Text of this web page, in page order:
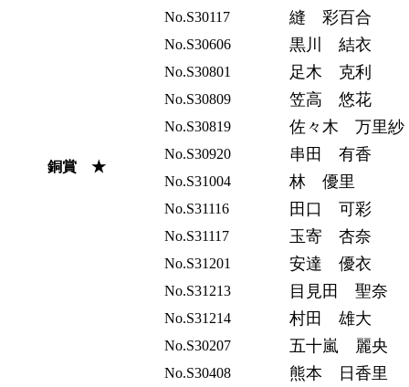
銅賞 ★
No.S30117 縫 彩百合
No.S30606 黒川 結衣
No.S30801 足木 克利
No.S30809 笠高 悠花
No.S30819 佐々木 万里紗
No.S30920 串田 有香
No.S31004 林 優里
No.S31116 田口 可彩
No.S31117 玉寄 杏奈
No.S31201 安達 優衣
No.S31213 目見田 聖奈
No.S31214 村田 雄大
No.S30207 五十嵐 麗央
No.S30408 熊本 日香里